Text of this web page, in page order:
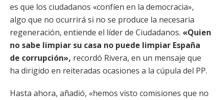
es que los ciudadanos «confíen en la democracia»,
algo que no ocurrirá si no se produce la necesaria
regeneración, entiende el líder de Ciudadanos. «Quien
no sabe limpiar su casa no puede limpiar España
de corrupción», recordó Rivera, en un mensaje que
ha dirigido en reiteradas ocasiones a la cúpula del PP.
Hasta ahora, añadió, «hemos visto comisiones que no